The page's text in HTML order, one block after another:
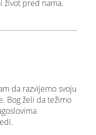
život pred nama.
da razvijemo svoju
Bog želi da težimo